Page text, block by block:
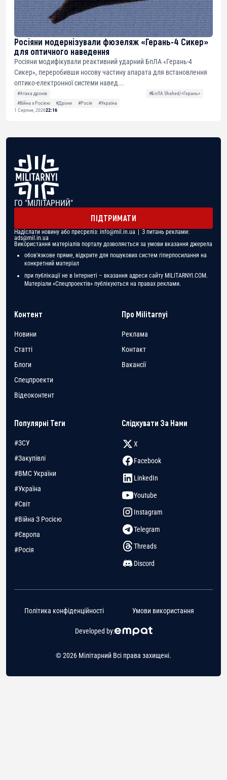
Росіяни модернізували фюзеляж «Герань-4 Сикер»
для оптичного наведення
Росіяни модифікували реактивний ударний БпЛА «Герань-4
Сикер», переробивши носову частину апарата для встановлення
оптико-електронної системи навед...
#Атака дронів
#БпЛА Shahed/«Герань»
#Війна з Росією
#Дрони #Росія
#Україна
1 Серпня, 202622:16
ГО "МІЛІТАРНИЙ"
ПІДТРИМАТИ
Надіслати новину або пресреліз: info@mil.in.ua | З питань реклами:
ads@mil.in.ua
Використання матеріалів порталу дозволяється за умови вказання джерела
обов'язкове пряме, відкрите для пошукових систем гіперпосилання на
конкретний матеріал
при публікації не в Інтернеті – вказання адреси сайту MILITARNYI.COM.
Матеріали «Спецпроектів» публікуються на правах реклами.
Контент
Новини
Статті
Блоги
Спецпроекти
Відеоконтент
Про Militarnyi
Реклама
Контакт
Вакансії
Популярні Теги
#ЗСУ
#Закупівлі
#ВМС України
#Україна
#Світ
#Війна З Росією
#Європа
#Росія
Слідкувати За Нами
X
Facebook
LinkedIn
Youtube
Instagram
Telegram
Threads
Discord
© 2026 Мілітарний Всі права захищені.
Developed by:
Політика конфіденційності Умови використання